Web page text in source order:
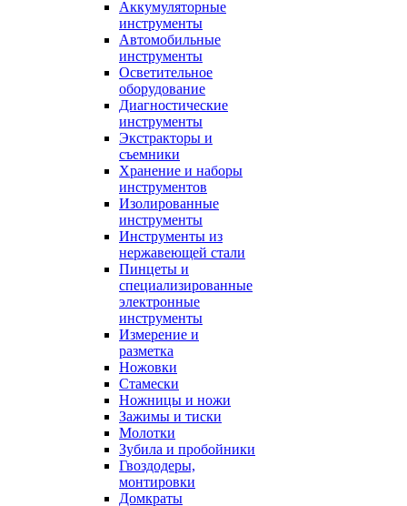
Аккумуляторные
инструменты
Автомобильные
инструменты
Осветительное
оборудование
Диагностические
инструменты
Экстракторы и
съемники
Хранение и наборы
инструментов
Изолированные
инструменты
Инструменты из
нержавеющей стали
Пинцеты и
специализированные
электронные
инструменты
Измерение и
разметка
Ножовки
Стамески
Ножницы и ножи
Зажимы и тиски
Молотки
Зубила и пробойники
Гвоздодеры,
монтировки
Домкраты